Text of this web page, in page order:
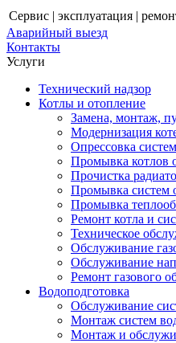
Сервис | эксплуатация |
Аварийный выезд
Контакты
Услуги
Технический надзор
Котлы и отопление
Замена, монтаж,
Модернизация
Опрессовка
Промывка котлов
Прочистка
Промывка систем
Промывка
Ремонт котла и
Техническое
Обслуживание
Обслуживание
Ремонт газового
Водоподготовка
Обслуживание
Монтаж систем
Монтаж и